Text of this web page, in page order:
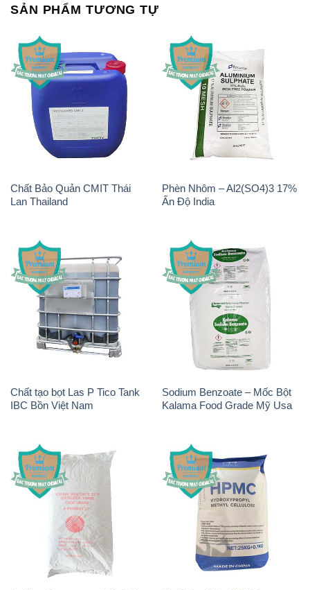
SẢN PHẨM TƯƠNG TỰ
Chất Bảo Quản CMIT Thái
Lan Thailand
Phèn Nhôm – Al2(SO4)3 17%
Ấn Độ India
Chất tạo bọt Las P Tico Tank
IBC Bồn Việt Nam
Sodium Benzoate – Mốc Bột
Kalama Food Grade Mỹ Usa